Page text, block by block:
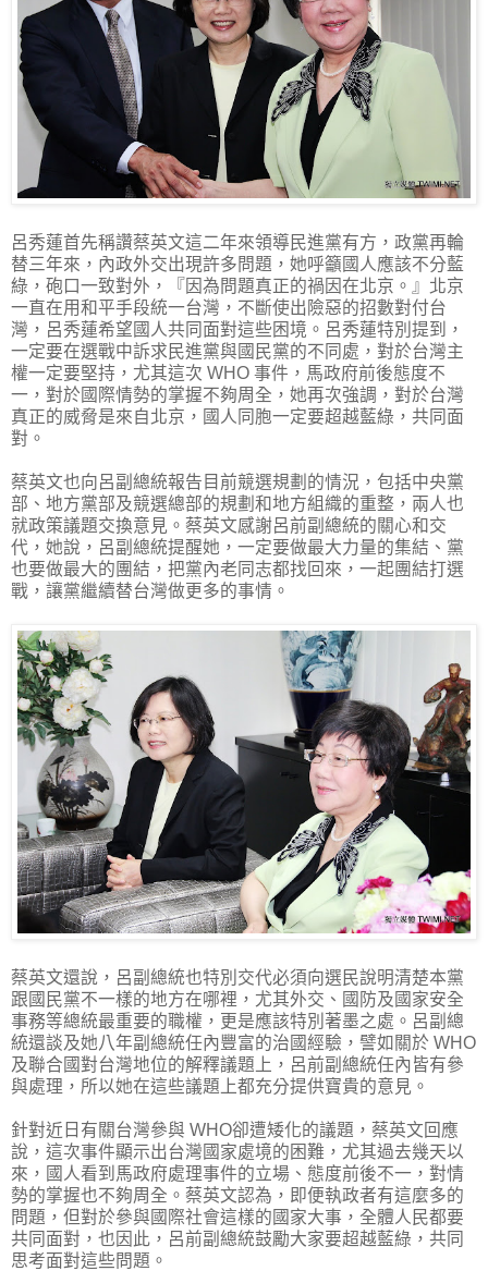
呂秀蓮首先稱讚蔡英文這二年來領導民進黨有方，政黨再輪
替三年來，內政外交出現許多問題，她呼籲國人應該不分藍
綠，砲口一致對外，『因為問題真正的禍因在北京。』北京
一直在用和平手段統一台灣，不斷使出險惡的招數對付台
灣，呂秀蓮希望國人共同面對這些困境。呂秀蓮特別提到，
一定要在選戰中訴求民進黨與國民黨的不同處，對於台灣主
權一定要堅持，尤其這次 WHO 事件，馬政府前後態度不
一，對於國際情勢的掌握不夠周全，她再次強調，對於台灣
真正的威脅是來自北京，國人同胞一定要超越藍綠，共同面
對。
蔡英文也向呂副總統報告目前競選規劃的情況，包括中央黨
部、地方黨部及競選總部的規劃和地方組織的重整，兩人也
就政策議題交換意見。蔡英文感謝呂前副總統的關心和交
代，她說，呂副總統提醒她，一定要做最大力量的集結、黨
也要做最大的團結，把黨內老同志都找回來，一起團結打選
戰，讓黨繼續替台灣做更多的事情。
蔡英文還說，呂副總統也特別交代必須向選民說明清楚本黨
跟國民黨不一樣的地方在哪裡，尤其外交、國防及國家安全
事務等總統最重要的職權，更是應該特別著墨之處。呂副總
統還談及她八年副總統任內豐富的治國經驗，譬如關於 WHO
及聯合國對台灣地位的解釋議題上，呂前副總統任內皆有參
與處理，所以她在這些議題上都充分提供寶貴的意見。
針對近日有關台灣參與 WHO卻遭矮化的議題，蔡英文回應
說，這次事件顯示出台灣國家處境的困難，尤其過去幾天以
來，國人看到馬政府處理事件的立場、態度前後不一，對情
勢的掌握也不夠周全。蔡英文認為，即便執政者有這麼多的
問題，但對於參與國際社會這樣的國家大事，全體人民都要
共同面對，也因此，呂前副總統鼓勵大家要超越藍綠，共同
思考面對這些問題。